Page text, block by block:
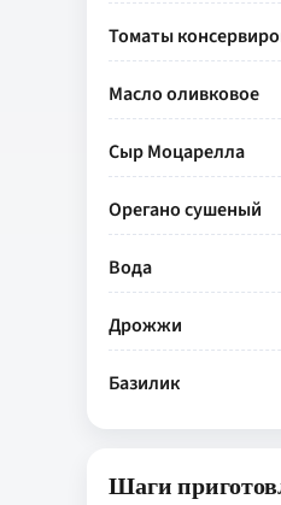
Томаты
Масло оливковое
Сыр Моцарелла
Орегано сушеный
Вода
Дрожжи
Базилик
Шаги